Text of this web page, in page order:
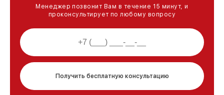
Менеджер позвонит Вам в течение 15 минут, и
проконсультирует по любому вопросу
Получить бесплатную консультацию